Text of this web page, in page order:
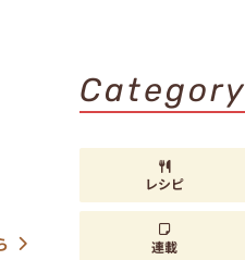
Category
レシピ
連載